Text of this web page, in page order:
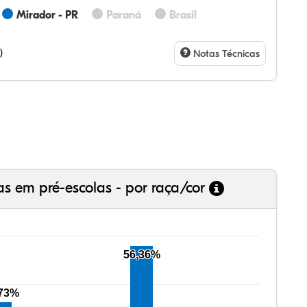
Mirador - PR Paraná Brasil
Notas Técnicas
em pré-escolas - por raça/cor
56,36%